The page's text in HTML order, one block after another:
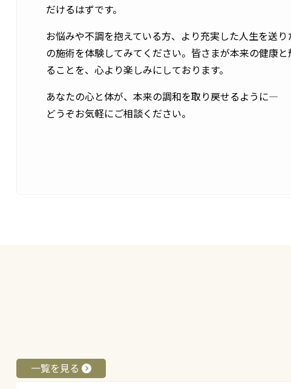
だけるはずです。
お悩みや不調を抱えている方、より充実した人生を送
の施術を体験してみてください。皆さまが本来の健康
ることを、心より楽しみにしております。
あなたの心と体が、本来の調和を取り戻せるように—
どうぞお気軽にご相談ください。
一覧を見る